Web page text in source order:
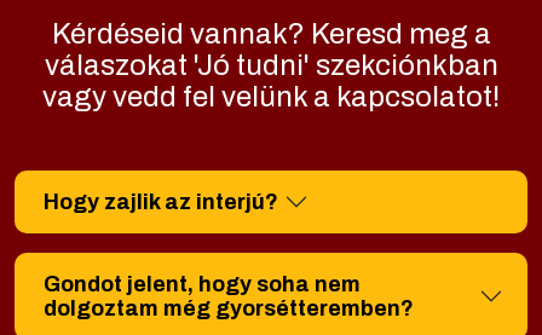
Kérdéseid vannak? Keresd meg a
válaszokat 'Jó tudni' szekciónkban
vagy vedd fel velünk a kapcsolatot!
Hogy zajlik az interjú?
Gondot jelent, hogy soha nem
dolgoztam még gyorsétteremben?